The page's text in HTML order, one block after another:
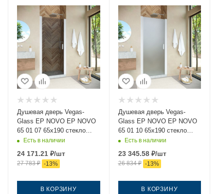
Душевая дверь Vegas-
Glass EP NOVO EP NOVO
65 01 07 65х190 стекло
тонированное профиль
Есть в наличии
24 171.21 ₽/шт
27 783₽ -13%
В КОРЗИНУ
Душевая дверь Vegas-
Glass EP NOVO EP NOVO
65 01 10 65х190 стекло
матовое профиль белый
Есть в наличии
23 345.58₽/шт
26 834₽ -13%
В КОРЗИНУ